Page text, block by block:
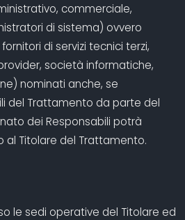
commerciale,
di sistema) ovvero
di servizi tecnici terzi,
società informatiche,
nominati anche, se
del Trattamento da parte del
dei Responsabili potrà
al Titolare del Trattamento.
le sedi operative del Titolare ed